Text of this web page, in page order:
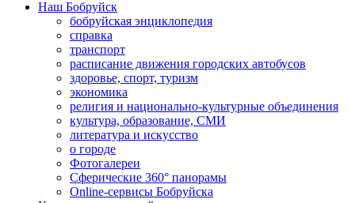
Наш Бобруйск
бобруйская энциклопедия
справка
транспорт
расписание движения городских автобусов
здоровье, спорт, туризм
экономика
религия и национально-культурные объединения
культура, образование, СМИ
литература и искусство
о городе
Фотогалереи
Сферические 360° панорамы
Online-сервисы Бобруйска